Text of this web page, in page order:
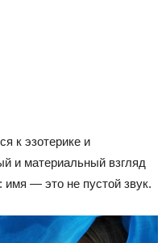
к эзотерике и
и материальный взгляд
имя — это не пустой звук.